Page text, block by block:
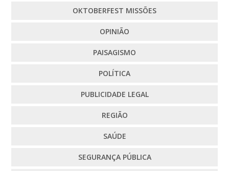
OKTOBERFEST MISSÕES
OPINIÃO
PAISAGISMO
POLÍTICA
PUBLICIDADE LEGAL
REGIÃO
SAÚDE
SEGURANÇA PÚBLICA